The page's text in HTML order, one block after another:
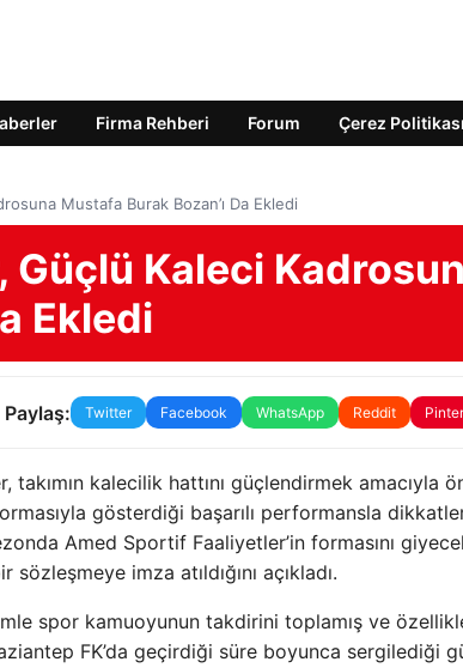
Firma Rehberi Forum Çerez Politikası
Mustafa Burak Bozan’ı Da Ekledi
Kaleci
Ekledi
Paylaş: Twitter Facebook WhatsApp Reddit
kalecilik hattını güçlendirmek amacıyla
gösterdiği başarılı performansla
Amed Sportif Faaliyetler’in formasını
imza atıldığını açıkladı.
spor kamuoyunun takdirini toplamış ve
FK’da geçirdiği süre boyunca sergilediği